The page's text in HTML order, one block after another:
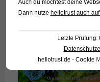
Auch du möchtest deine
Dann nutze hellotrust auch
Letzte Prüfung:
hellotrust.de - Cookie